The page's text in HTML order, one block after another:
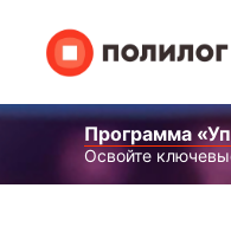
Программа
Освойте